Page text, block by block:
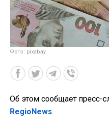
Фото: pixabay
Об этом сообщает пресс-
RegioNews.